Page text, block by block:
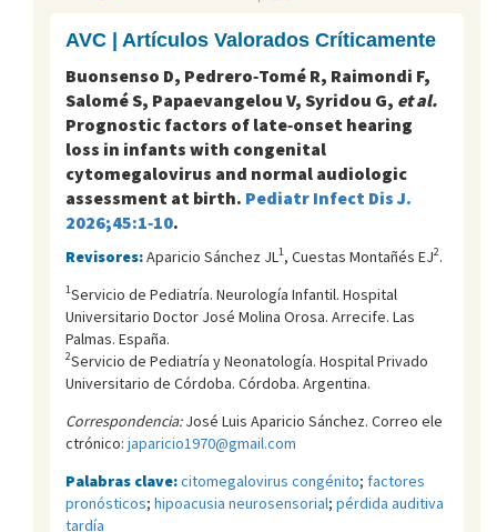
AVC | Artículos Valorados Críticamente
Buonsenso D, Pedrero‑Tomé R, Raimondi F,
Salomé S, Papaevangelou V, Syridou G, et al.
Prognostic factors of late‑onset hearing
loss in infants with congenital
cytomegalovirus and normal audiologic
assessment at birth. Pediatr Infect Dis J.
2026;45:1‑10.
Revisores:Aparicio Sánchez JL 1, Cuestas Montañés EJ2.
1Servicio de Pediatría. Neurología Infantil. Hospital
Universitario Doctor José Molina Orosa. Arrecife. Las
Palmas. España.
2Servicio de Pediatría y Neonatología. Hospital Privado
Universitario de Córdoba. Córdoba. Argentina.
Correspondencia:José Luis Aparicio Sánchez. Correo ele
ctrónico: japaricio1970@gmail.com
Palabras clave:citomegalovirus congénito; factores
pronósticos; hipoacusia neurosensorial; pérdida auditiva
tardía